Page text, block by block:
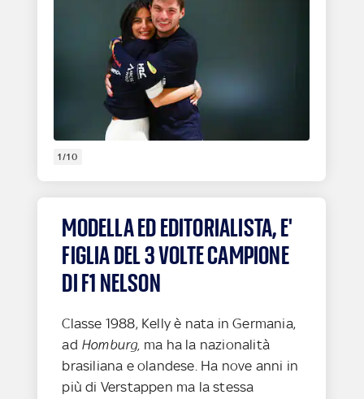
1/10
MODELLA ED EDITORIALISTA, E'
FIGLIA DEL 3 VOLTE CAMPIONE
DI F1 NELSON
Classe 1988, Kelly è nata in Germania,
ad Homburg, ma ha la nazionalità
brasiliana e olandese. Ha nove anni in
più di Verstappen ma la stessa